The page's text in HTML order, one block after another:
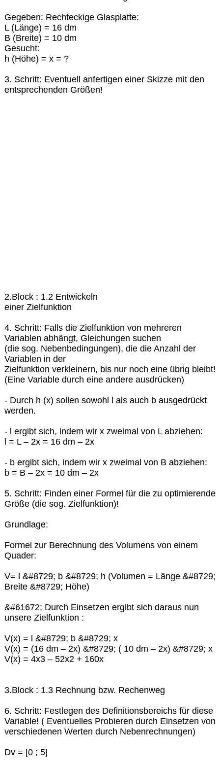
Gegeben: Rechteckige Glasplatte:
L (Länge) = 16 dm
B (Breite) = 10 dm
Gesucht:
h (Höhe) = x = ?
3. Schritt: Eventuell anfertigen einer Skizze mit den
entsprechenden Größen!
2.Block : 1.2 Entwickeln
einer Zielfunktion
4. Schritt: Falls die Zielfunktion von mehreren
Variablen abhängt, Gleichungen suchen
(die sog. Nebenbedingungen), die die Anzahl der
Variablen in der
Zielfunktion verkleinern, bis nur noch eine übrig bleibt!
(Eine Variable durch eine andere ausdrücken)
- Durch h (x) sollen sowohl l als auch b ausgedrückt
werden.
- l ergibt sich, indem wir x zweimal von L abziehen:
l = L – 2x = 16 dm – 2x
- b ergibt sich, indem wir x zweimal von B abziehen:
b = B – 2x = 10 dm – 2x
5. Schritt: Finden einer Formel für die zu optimierende
Größe (die sog. Zielfunktion)!
Grundlage:
Formel zur Berechnung des Volumens von einem
Quader:
V= l &#8729; b &#8729; h (Volumen = Länge &#8729;
Breite &#8729; Höhe)
&#61672; Durch Einsetzen ergibt sich daraus nun
unsere Zielfunktion :
V(x) = l &#8729; b &#8729; x
V(x) = (16 dm – 2x) &#8729; ( 10 dm – 2x) &#8729; x
V(x) = 4x3 – 52x2 + 160x
3.Block : 1.3 Rechnung bzw. Rechenweg
6. Schritt: Festlegen des Definitionsbereichs für diese
Variable! ( Eventuelles Probieren durch Einsetzen von
verschiedenen Werten durch Nebenrechnungen)
Dv = [0 ; 5]